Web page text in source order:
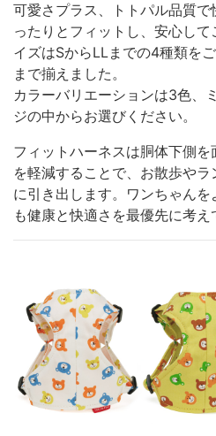
可愛さプラス、トトパル品質
ったりとフィットし、安心し
イズはSからLLまでの4種類を
まで揃えました。
カラーバリエーションは3色、
ジの中からお選びください。
フィットハーネスは胴体下側
を軽減することで、お散歩や
に引き出します。ワンちゃん
も健康と快適さを最優先に考え